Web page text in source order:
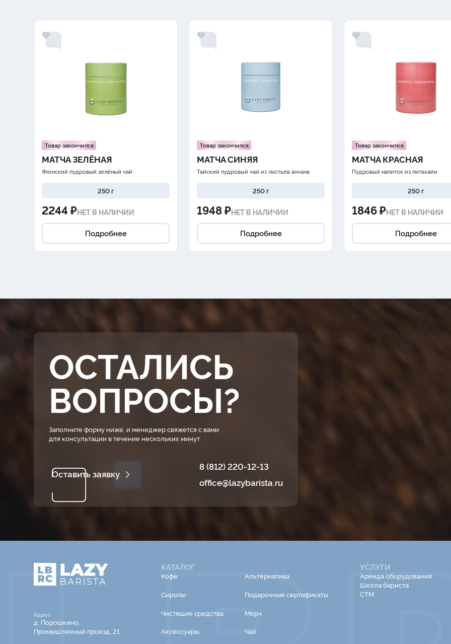
Товар закончился
МАТЧА ЗЕЛЁНАЯ
Японский пудровый зелёный чай
250 г
2244 ₽НЕТ В НАЛИЧИИ
Подробнее
Товар закончился
МАТЧА СИНЯЯ
Тайский пудровый чай из листьев анчана
250 г
1948 ₽НЕТ В НАЛИЧИИ
Подробнее
Товар закончился
МАТЧА КРАСНАЯ
Пудровый напиток из питахайи
250 г
1846 ₽НЕТ В НАЛИЧИИ
Подробнее
ОСТАЛИСЬ
ВОПРОСЫ?
Заполните форму ниже, и менеджер свяжется с вами
для консультации в течение нескольких минут
Оставить заявку
8 (812) 220-12-13
office@lazybarista.ru
Адрес
д. Порошкино,
Промышленный проезд, 21
КАТАЛОГ
Кофе Альтернатива
Сиропы Подарочные сертификаты
Чистящие средства Мерч
Аксессуары Чай
УСЛУГИ
Аренда оборудования
Школа бариста
СТМ